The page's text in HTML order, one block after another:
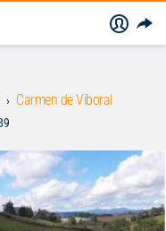
Carmen de Viboral